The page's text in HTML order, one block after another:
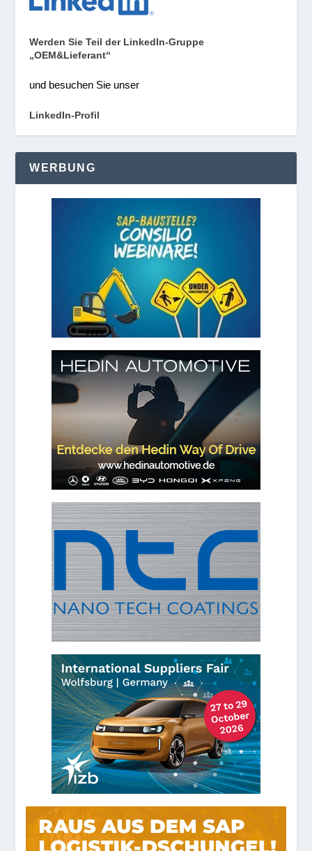
Werden Sie Teil der LinkedIn-Gruppe
„OEM&Lieferant“
und besuchen Sie unser
LinkedIn-Profil
WERBUNG